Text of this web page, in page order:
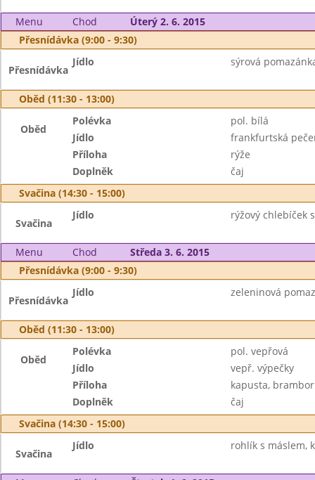
Menu Chod
Úterý 2. 6. 2015
Přesnídávka (9:00 - 9:30)
Přesnídávka
Jídlo sýrová
Oběd (11:30 - 13:00)
Oběd
Polévka
pol. bílá
Jídlo
frankfurtská
Příloha
rýže
Doplněk
čaj
Svačina (14:30 - 15:00)
Svačina
Jídlo rýžový chlebíček
Menu Chod
Středa 3. 6. 2015
Přesnídávka (9:00 - 9:30)
Přesnídávka
Jídlo zeleninová
Oběd (11:30 - 13:00)
Oběd
Polévka
pol. vepřová
Jídlo
vepř. výpečky
Příloha
kapusta, brambor
Doplněk
čaj
Svačina (14:30 - 15:00)
Svačina
Jídlo rohlík s máslem,